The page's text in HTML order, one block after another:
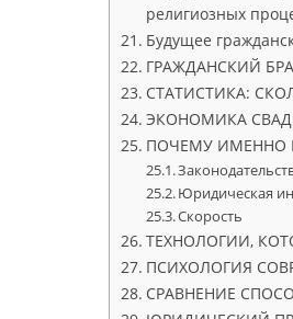
религиозных
Будущее
ГРАЖДАНСКИЙ
СТАТИСТИКА:
ЭКОНОМИКА
ПОЧЕМУ ИМЕННО
Юридическая
Скорость
ТЕХНОЛОГИИ,
ПСИХОЛОГИЯ
СРАВНЕНИЕ